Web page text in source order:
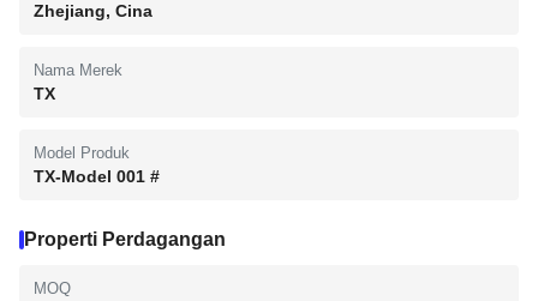
Zhejiang, Cina
Nama Merek
TX
Model Produk
TX-Model 001 #
Properti Perdagangan
MOQ